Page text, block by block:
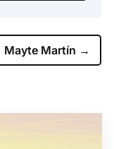
Mayte Martín →